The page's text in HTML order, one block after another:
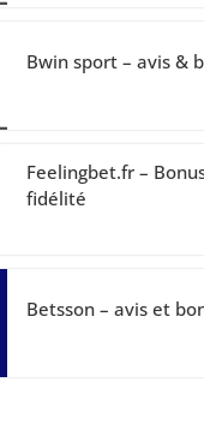
Bwin sport – avis &
Feelingbet.fr –
fidélité
Betsson – avis et